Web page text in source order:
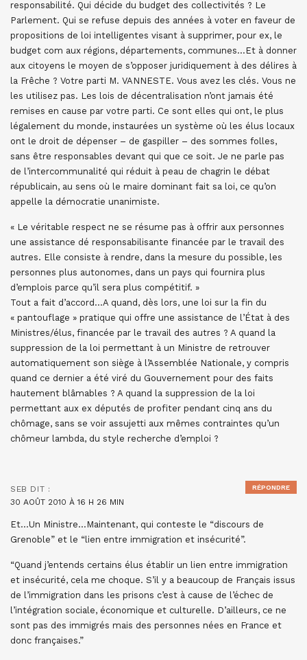
responsabilité. Qui décide du budget des collectivités ? Le
Parlement. Qui se refuse depuis des années à voter en faveur de
propositions de loi intelligentes visant à supprimer, pour ex, le
budget com aux régions, départements, communes…Et à donner
aux citoyens le moyen de s’opposer juridiquement à des délires à
la Frêche ? Votre parti M. VANNESTE. Vous avez les clés. Vous ne
les utilisez pas. Les lois de décentralisation n’ont jamais été
remises en cause par votre parti. Ce sont elles qui ont, le plus
légalement du monde, instaurées un système où les élus locaux
ont le droit de dépenser – de gaspiller – des sommes folles,
sans être responsables devant qui que ce soit. Je ne parle pas
de l’intercommunalité qui réduit à peau de chagrin le débat
républicain, au sens où le maire dominant fait sa loi, ce qu’on
appelle la démocratie unanimiste.
« Le véritable respect ne se résume pas à offrir aux personnes
une assistance dé responsabilisante financée par le travail des
autres. Elle consiste à rendre, dans la mesure du possible, les
personnes plus autonomes, dans un pays qui fournira plus
d’emplois parce qu’il sera plus compétitif. »
Tout a fait d’accord…A quand, dès lors, une loi sur la fin du
« pantouflage » pratique qui offre une assistance de l’État à des
Ministres/élus, financée par le travail des autres ? A quand la
suppression de la loi permettant à un Ministre de retrouver
automatiquement son siège à l’Assemblée Nationale, y compris
quand ce dernier a été viré du Gouvernement pour des faits
hautement blâmables ? A quand la suppression de la loi
permettant aux ex députés de profiter pendant cinq ans du
chômage, sans se voir assujetti aux mêmes contraintes qu’un
chômeur lambda, du style recherche d’emploi ?
SEB DIT :
30 AOÛT 2010 À 16 H 26 MIN
Et…Un Ministre…Maintenant, qui conteste le “discours de
Grenoble” et le “lien entre immigration et insécurité”.
“Quand j’entends certains élus établir un lien entre immigration
et insécurité, cela me choque. S’il y a beaucoup de Français issus
de l’immigration dans les prisons c’est à cause de l’échec de
l’intégration sociale, économique et culturelle. D’ailleurs, ce ne
sont pas des immigrés mais des personnes nées en France et
donc françaises.”
RÉPONDRE